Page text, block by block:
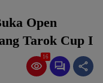
Open
Tarok Cup I
16